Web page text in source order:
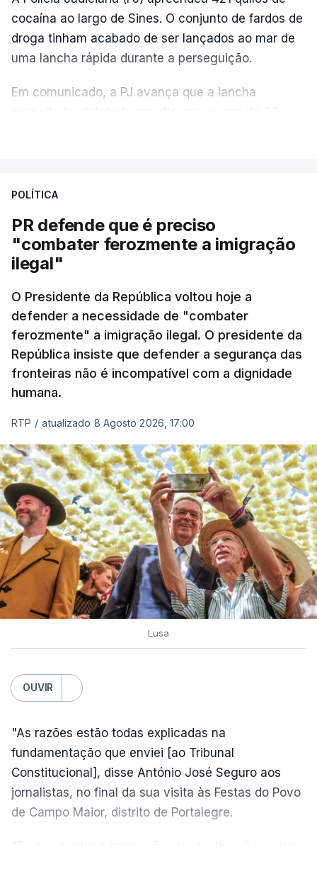
cocaína ao largo de Sines. O conjunto de fardos de
droga tinham acabado de ser lançados ao mar de
uma lancha rápida durante a perseguição.
Em comunicado, a PJ avança que a lancha
desencadeando uma ação de prevenção
articulação com a Marinha, a Autoridade Marítima
Nacional e a Força Aérea.
apreendida mais cocaína até ao momento de que
em todo o ano de 2025.
A ação de prevenção visa a deteção em alto mar
de embarcações de alta velocidade (EAV) que
utilizam a costa nacional para o tráfico de droga.
c/ Lusa
POLÍTICA
PR defende que é preciso
"combater ferozmente a imigração
ilegal"
O Presidente da República voltou hoje a
defender a necessidade de "combater
ferozmente" a imigração ilegal. O presidente da
República insiste que defender a segurança das
fronteiras não é incompatível com a dignidade
humana.
RTP / atualizado 8 Agosto 2026, 17:00
Lusa
OUVIR
"As razões estão todas explicadas na
fundamentação que enviei [ao Tribunal
Constitucional], disse António José Seguro aos
jornalistas, no final da sua visita às Festas do Povo
de Campo Maior, distrito de Portalegre.